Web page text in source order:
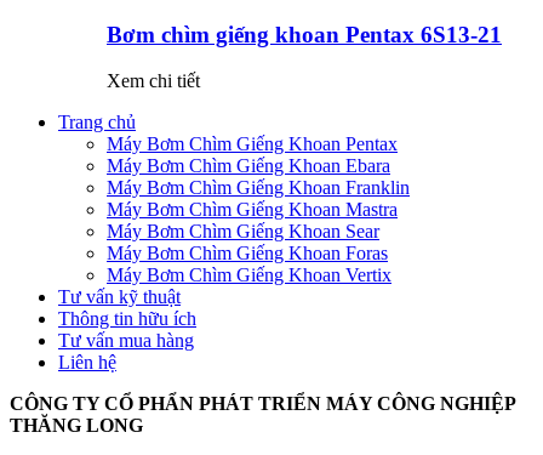
Bơm chìm giếng khoan Pentax 6S13-21
Xem chi tiết
Trang chủ
Máy Bơm Chìm Giếng Khoan Pentax
Máy Bơm Chìm Giếng Khoan Ebara
Máy Bơm Chìm Giếng Khoan Franklin
Máy Bơm Chìm Giếng Khoan Mastra
Máy Bơm Chìm Giếng Khoan Sear
Máy Bơm Chìm Giếng Khoan Foras
Máy Bơm Chìm Giếng Khoan Vertix
Tư vấn kỹ thuật
Thông tin hữu ích
Tư vấn mua hàng
Liên hệ
CÔNG TY CỔ PHẨN PHÁT TRIỂN MÁY CÔNG NGHIỆP
THĂNG LONG